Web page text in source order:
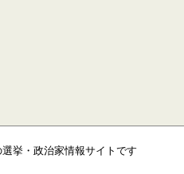
挙・政治家情報サイトです